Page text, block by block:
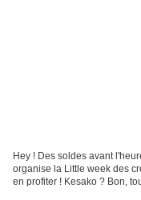
Hey ! Des soldes avant
organise la Little week des
en profiter ! Kesako ? Bon,